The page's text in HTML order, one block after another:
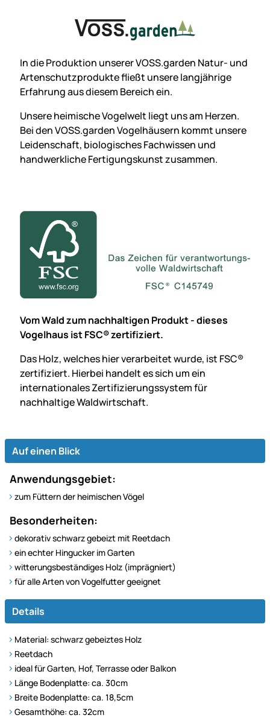
In die Produktion unserer VOSS.garden Natur- und
Artenschutz­produkte fließt unsere langjährige
Erfahrung aus diesem Bereich ein.
Unsere heimische Vogelwelt liegt uns am Herzen.
Bei den VOSS.garden Vogelhäusern kommt unsere
Leidenschaft, biologisches Fachwissen und
handwerkliche Fertigungs­kunst zusammen.
Vom Wald zum nachhaltigen Produkt - dieses
Vogelhaus ist FSC® zertifiziert.
Das Holz, welches hier verarbeitet wurde, ist FSC®
zertifiziert. Hierbei handelt es sich um ein
internationales Zertifizierungssystem für
nachhaltige Waldwirtschaft.
Auf einen Blick
Anwendungsgebiet:
zum Füttern der heimischen Vögel
Besonderheiten:
dekorativ schwarz gebeizt mit Reetdach
ein echter Hingucker im Garten
witterungsbeständiges Holz (imprägniert)
für alle Arten von Vogelfutter geeignet
Details
Material: schwarz gebeiztes Holz
Reetdach
ideal für Garten, Hof, Terrasse oder Balkon
Länge Bodenplatte: ca. 30cm
Breite Bodenplatte: ca. 18,5cm
Gesamthöhe: ca. 32cm